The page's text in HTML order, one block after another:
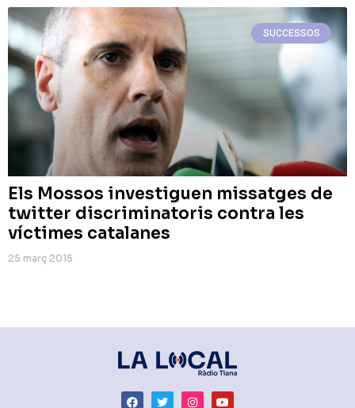
SUCCESSOS
Els Mossos investiguen missatges de
twitter discriminatoris contra les
víctimes catalanes
25 març 2015